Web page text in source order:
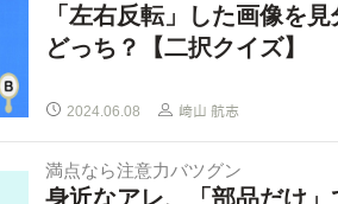
「左右反転」した画像を
どっち？【二択クイズ】
2024.06.08 﨑山 航志
満点なら注意力バツグン
身近なアレ、「部品だけ」